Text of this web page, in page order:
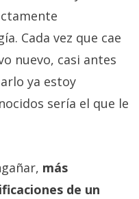
Cada vez que cae
nuevo, casi antes
ya estoy
sería el que le
más
de un